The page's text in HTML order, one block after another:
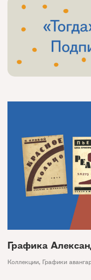
Графика
Коллекции, Графики